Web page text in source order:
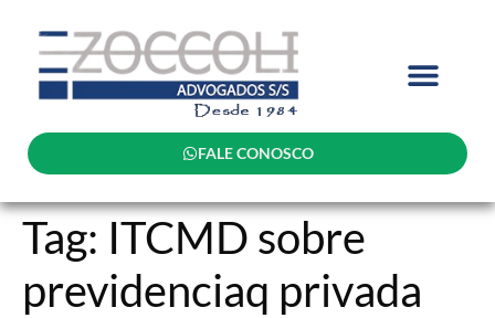
FALE CONOSCO
Tag: ITCMD sobre
previdenciaq privada